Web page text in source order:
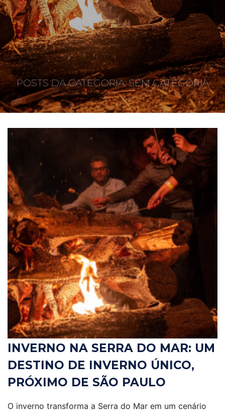
POSTS DA CATEGORIA: SEM CATEGORIA
INVERNO NA SERRA DO MAR: UM
DESTINO DE INVERNO ÚNICO,
PRÓXIMO DE SÃO PAULO
O inverno transforma a Serra do Mar em um cenário